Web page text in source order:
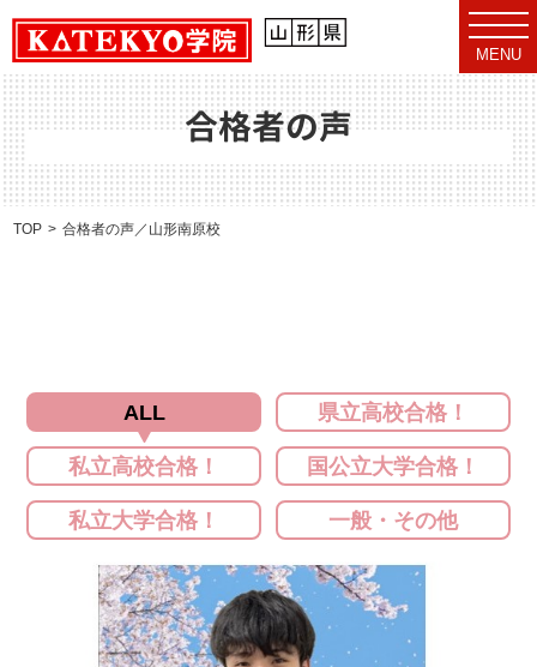
t
o
g
g
l
e
n
v
i
g
MENU
合格者の声
TOP 合格者の声／山形南原校
ALL 県立高校合格！
私立高校合格！ 国公立大学合格！
私立大学合格！ 一般・その他